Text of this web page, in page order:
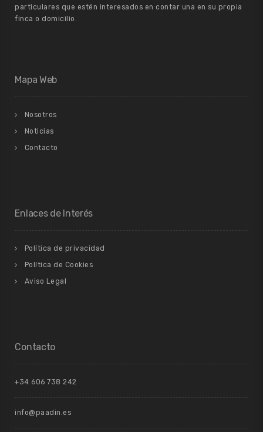
particulares que estén interesados en contar una en su propia
finca o domicilio.
Mapa Web
Nosotros
Noticias
Contacto
Enlaces de Interés
Política de privacidad
Política de Cookies
Aviso Legal
Contacto
+34 606 738 242
info@paadin.es